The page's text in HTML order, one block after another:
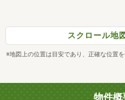
スクロール地
※地図上の位置は目安であり、正確な位置
物件概